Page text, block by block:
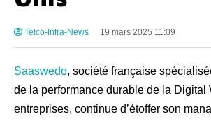
Telco-Infra-News 19 mars 2025 11:09
Saaswedo, société française
de la performance durable de la Digital
entreprises, continue d’étoffer son